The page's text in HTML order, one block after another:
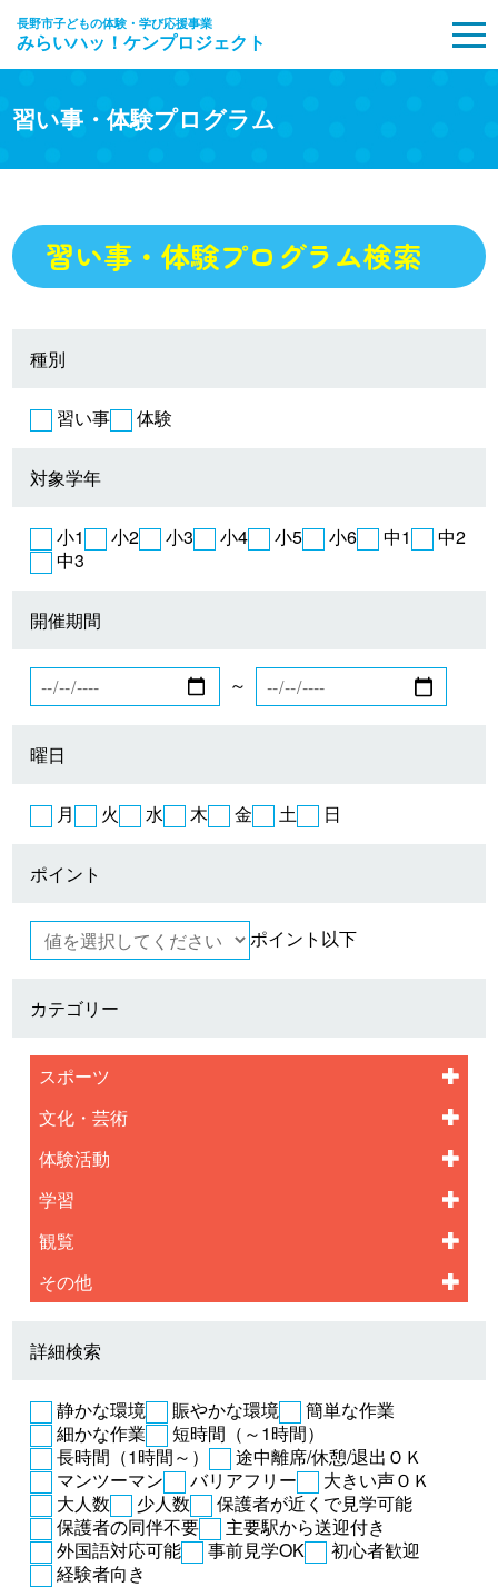
長野市子どもの体験・学び応援事業
みらいハッ！ケンプロジェクト
習い事・体験プログラム
習い事・体験プログラム検索
種別
習い事 体験
対象学年
小1 小2 小3 小4 小5 小6 中1
中2
中3
開催期間
～
曜日
月 火 水 木 金 土 日
ポイント
ポイント以下
カテゴリー
スポーツ
文化・芸術
体験活動
学習
観覧
その他
詳細検索
静かな環境 賑やかな環境
簡単な作業
細かな作業
短時間（～1時間）
長時間（1時間～）
途中離席/休憩/退出ＯＫ
マンツーマン
バリアフリー
大きい声ＯＫ
大人数
少人数
保護者が近くで見学可能
保護者の同伴不要
主要駅から送迎付き
外国語対応可能
事前見学OK
初心者歓迎
経験者向き